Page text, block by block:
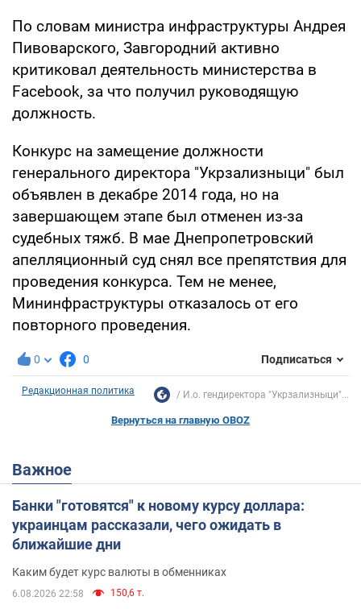
По словам министра инфраструктуры Андрея
Пивоварского, Завгородний активно
критиковал деятельность министерства в
Facebook, за что получил руководящую
должность.
Конкурс на замещение должности
генерального директора "Укрзализныци" был
объявлен в декабре 2014 года, но на
завершающем этапе был отменен из-за
судебных тяжб. В мае Днепропетровский
апелляционный суд снял все препятствия для
проведения конкурса. Тем не менее,
Мининфраструктуры отказалось от его
повторного проведения.
0 0 Подписаться
Редакционная политика ​И.о. гендиректора "Укрзализныци"...
Вернуться на главную OBOZ
Важное
Банки "готовятся" к новому курсу доллара:
украинцам рассказали, чего ожидать в
ближайшие дни
Каким будет курс валюты в обменниках
6.08.2026 22:58 150,6 т.